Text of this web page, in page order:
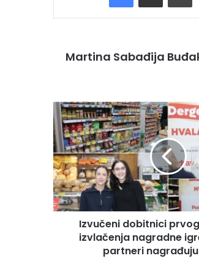
Martina Sabađija
Izvučeni dobitnici
izvlačenja nagradne
partneri nagrađuju